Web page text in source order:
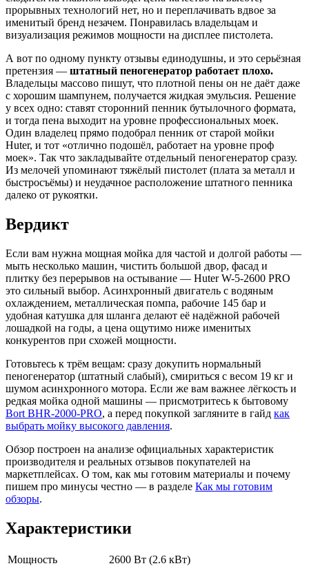
прорывных технологий нет, но и переплачивать вдвое за
именитый бренд незачем. Понравилась владельцам и
визуализация режимов мощности на дисплее пистолета.
А вот по одному пункту отзывы единодушны, и это серьёзная
претензия — штатный пеногенератор работает плохо.
Владельцы массово пишут, что плотной пены он не даёт даже
с хорошим шампунем, получается жидкая эмульсия. Решение
у всех одно: ставят сторонний пенник бутылочного формата,
и тогда пена выходит на уровне профессиональных моек.
Один владелец прямо подобрал пенник от старой мойки
Huter, и тот «отлично подошёл, работает на уровне проф
моек». Так что закладывайте отдельный пеногенератор сразу.
Из мелочей упоминают тяжёлый пистолет (плата за металл и
быстросъёмы) и неудачное расположение штатного пенника
далеко от рукоятки.
Вердикт
Если вам нужна мощная мойка для частой и долгой работы —
мыть несколько машин, чистить большой двор, фасад и
плитку без перерывов на остывание — Huter W-5-2600 PRO
это сильный выбор. Асинхронный двигатель с водяным
охлаждением, металлическая помпа, рабочие 145 бар и
удобная катушка для шланга делают её надёжной рабочей
лошадкой на годы, а цена ощутимо ниже именитых
конкурентов при схожей мощности.
Готовьтесь к трём вещам: сразу докупить нормальный
пеногенератор (штатный слабый), смириться с весом 19 кг и
шумом асинхронного мотора. Если же вам важнее лёгкость и
редкая мойка одной машины — присмотритесь к бытовому
Bort BHR-2000-PRO, а перед покупкой загляните в гайд как
выбрать мойку высокого давления.
Обзор построен на анализе официальных характеристик
производителя и реальных отзывов покупателей на
маркетплейсах. О том, как мы готовим материалы и почему
пишем про минусы честно — в разделе Как мы готовим
обзоры.
Характеристики
Мощность
2600 Вт (2.6 кВт)